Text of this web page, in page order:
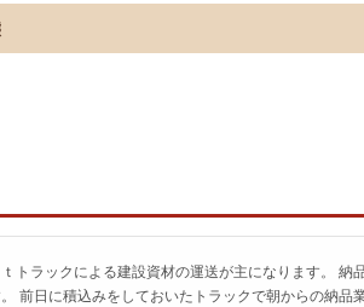
ｔトラックによる建設資材の運送が主になります。
前日に積込みをしておいたトラックで朝からの納